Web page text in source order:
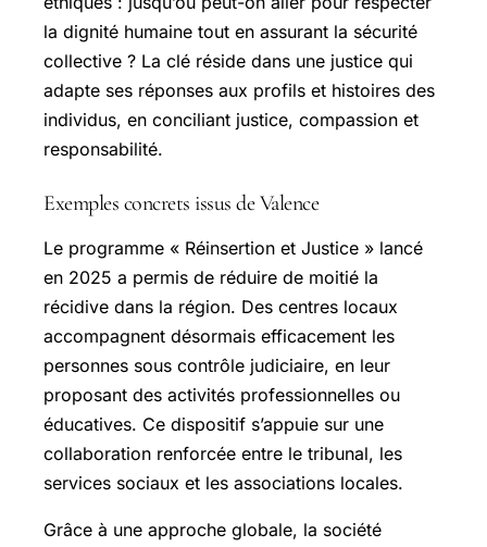
la dignité humaine tout en assurant la sécurité
collective ? La clé réside dans une justice qui
adapte ses réponses aux profils et histoires des
individus, en conciliant justice, compassion et
responsabilité.
Exemples concrets issus de Valence
Le programme « Réinsertion et Justice » lancé
en 2025 a permis de réduire de moitié la
récidive dans la région. Des centres locaux
accompagnent désormais efficacement les
personnes sous contrôle judiciaire, en leur
proposant des activités professionnelles ou
éducatives. Ce dispositif s’appuie sur une
collaboration renforcée entre le tribunal, les
services sociaux et les associations locales.
Grâce à une approche globale, la société